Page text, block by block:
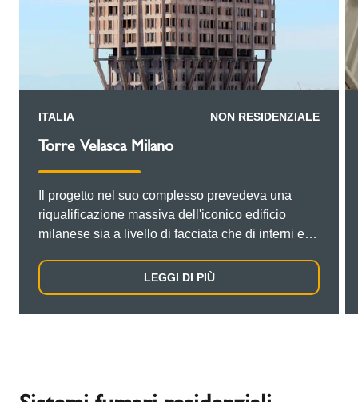
ITALIA NON RESIDENZIALE
Torre Velasca Milano
Il progetto nel suo complesso prevedeva una
riqualificazione massiva dell'iconico edificio
milanese sia a livello di facciata che di interni e
dell'impiantistica, da ripristinare secondo lo stato
dell'arte e con i più moderni impianti tecnologici
LEGGI DI PIÙ